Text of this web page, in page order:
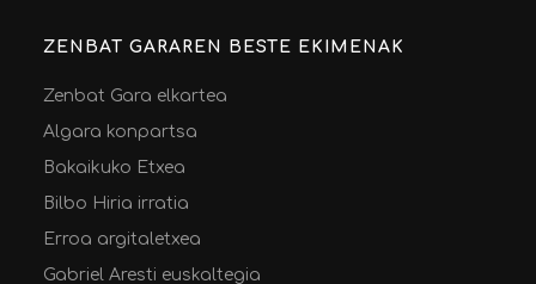
ZENBAT GARAREN BESTE EKIMENAK
Zenbat Gara elkartea
Algara konpartsa
Bakaikuko Etxea
Bilbo Hiria irratia
Erroa argitaletxea
Gabriel Aresti euskaltegia